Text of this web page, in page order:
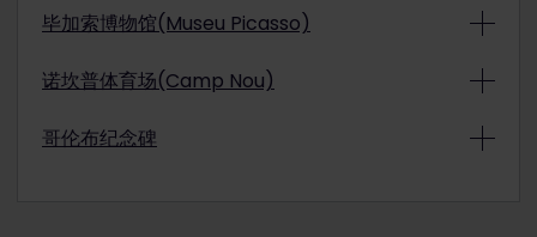
毕加索博物馆(Museu Picasso)
诺坎普体育场(Camp Nou)
哥伦布纪念碑